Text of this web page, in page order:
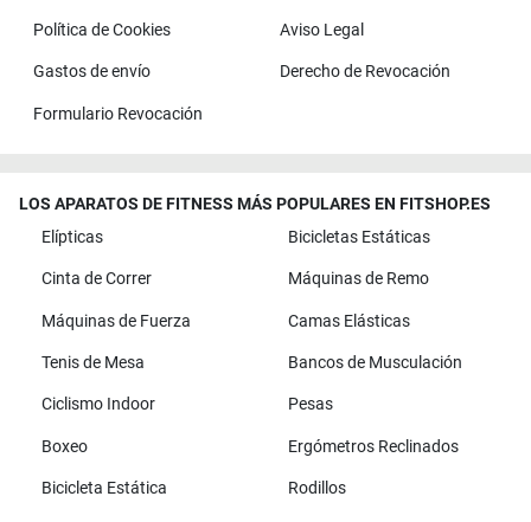
Política de Cookies Aviso Legal
Gastos de envío Derecho de Revocación
Formulario Revocación
LOS APARATOS DE FITNESS MÁS POPULARES EN FITSHOP.ES
Elípticas
Bicicletas Estáticas
Cinta de Correr Máquinas de Remo
Máquinas de Fuerza Camas Elásticas
Tenis de Mesa Bancos de Musculación
Ciclismo Indoor Pesas
Boxeo Ergómetros Reclinados
Bicicleta Estática Rodillos